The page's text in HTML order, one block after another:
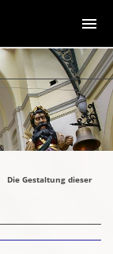
Die Gestaltung dieser